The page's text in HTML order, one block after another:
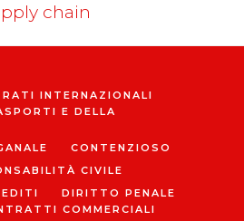
chain
INTERNAZIONALI
E DELLA
CONTENZIOSO
CIVILE
DIRITTO PENALE
COMMERCIALI